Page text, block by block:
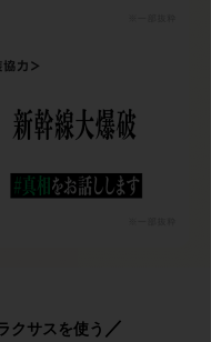
クサスを使う